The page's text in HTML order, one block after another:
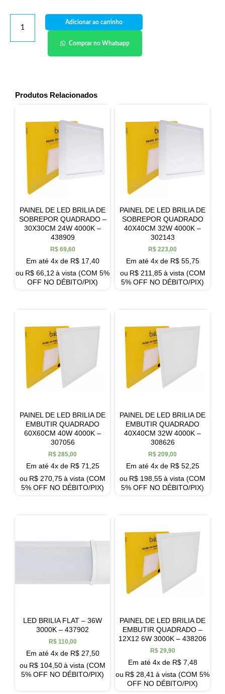
Adicionar ao carrinho
Comprar no Whatsapp
Produtos Relacionados
PAINEL DE LED BRILIA DE
SOBREPOR QUADRADO –
30X30CM 24W 4000K –
438909
R$69,60
Em até 4x de R$17,40
ou R$ 66,12 à vista (COM 5%
OFF NO DÉBITO/PIX)
PAINEL DE LED BRILIA DE
SOBREPOR QUADRADO
40X40CM 32W 4000K –
302143
R$ 223,00
Em até 4x de R$55,75
ou R$211,85 à vista (COM
5% OFF NO DÉBITO/PIX)
PAINEL DE LED BRILIA DE
EMBUTIR QUADRADO
60X60CM 40W 4000K –
307056
R$ 285,00
Em até 4x de R$71,25
ou R$ 270,75à vista (COM
5% OFF NO DÉBITO/PIX)
PAINEL DE LED BRILIA DE
EMBUTIR QUADRADO
40X40CM 32W 4000K –
308626
R$ 209,00
Em até 4x de R$52,25
ou R$ 198,55à vista (COM
5% OFF NO DÉBITO/PIX)
LED BRILIA FLAT – 36W
3000K – 437902
R$110,00
Em até 4x de R$27,50
ou R$ 104,50à vista (COM
5% OFF NO DÉBITO/PIX)
PAINEL DE LED BRILIA DE
EMBUTIR QUADRADO –
12X12 6W 3000K – 438206
R$29,90
Em até 4x de R$7,48
ou R$ 28,41 à vista (COM 5%
OFF NO DÉBITO/PIX)